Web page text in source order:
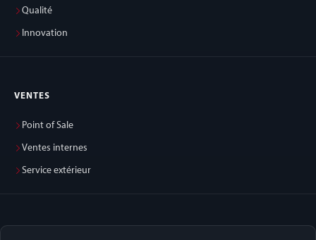
Qualité
Innovation
VENTES
Point of Sale
Ventes internes
Service extérieur